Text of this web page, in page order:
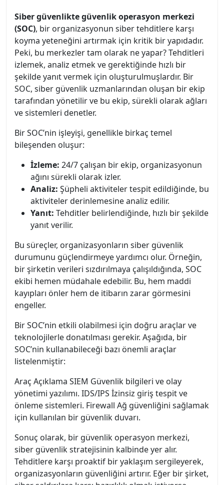
Siber güvenlikte güvenlik operasyon merkezi
(SOC), bir organizasyonun siber tehditlere karşı
koyma yeteneğini artırmak için kritik bir yapıdadır.
Peki, bu merkezler tam olarak ne yapar? Tehditleri
izlemek, analiz etmek ve gerektiğinde hızlı bir
şekilde yanıt vermek için oluşturulmuşlardır. Bir
SOC, siber güvenlik uzmanlarından oluşan bir ekip
tarafından yönetilir ve bu ekip, sürekli olarak ağları
ve sistemleri denetler.
Bir SOC’nin işleyişi, genellikle birkaç temel
bileşenden oluşur:
İzleme: 24/7 çalışan bir ekip, organizasyonun
ağını sürekli olarak izler.
Analiz: Şüpheli aktiviteler tespit edildiğinde, bu
aktiviteler derinlemesine analiz edilir.
Yanıt: Tehditler belirlendiğinde, hızlı bir şekilde
yanıt verilir.
Bu süreçler, organizasyonların siber güvenlik
durumunu güçlendirmeye yardımcı olur. Örneğin,
bir şirketin verileri sızdırılmaya çalışıldığında, SOC
ekibi hemen müdahale edebilir. Bu, hem maddi
kayıpları önler hem de itibarın zarar görmesini
engeller.
Bir SOC’nin etkili olabilmesi için doğru araçlar ve
teknolojilerle donatılması gerekir. Aşağıda, bir
SOC’nin kullanabileceği bazı önemli araçlar
listelenmiştir:
Araç Açıklama SIEM Güvenlik bilgileri ve olay
yönetimi yazılımı. IDS/IPS İzinsiz giriş tespit ve
önleme sistemleri. Firewall Ağ güvenliğini sağlamak
için kullanılan bir güvenlik duvarı.
Sonuç olarak, bir güvenlik operasyon merkezi,
siber güvenlik stratejisinin kalbinde yer alır.
Tehditlere karşı proaktif bir yaklaşım sergileyerek,
organizasyonların güvenliğini artırır. Eğer bir şirket,